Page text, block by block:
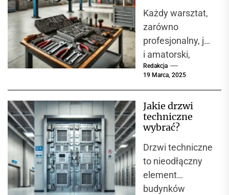
przemysłowych.
W miejscach,
gdzie...
Każdy warsztat,
zarówno
profesjonalny, jak
i amatorski,
powinien być
umożliwiają
precyzyjne i
wykonywanie
prac
serwisowych....
Redakcja
19 Marca, 2025
Jakie drzwi
techniczne
wybrać?
Drzwi techniczne
to nieodłączny
element
budynków